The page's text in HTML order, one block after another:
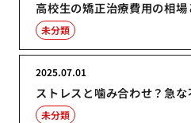
高校生の矯正治療費用の相
未分類
ストレスと噛み合わせ？急
2025.07.01
未分類